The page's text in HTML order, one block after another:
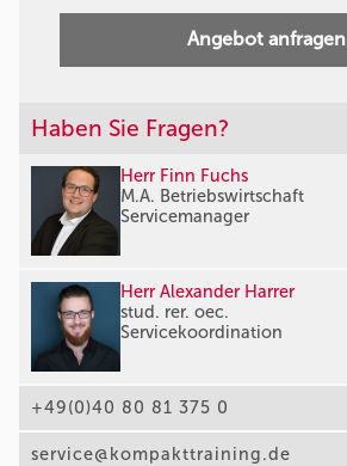
Angebot anfragen
Haben Sie Fragen?
Herr Finn Fuchs
M.A. Betriebswirtschaft
Servicemanager
Herr Alexander Harrer
stud. rer. oec.
Servicekoordination
+49(0)40 80 81 375 0
service@kompakttraining.de